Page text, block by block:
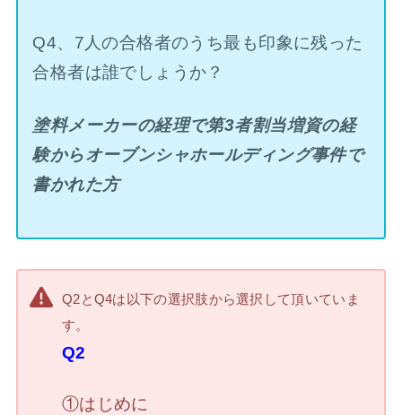
Q4、7人の合格者のうち最も印象に残った
合格者は誰でしょうか？
塗料メーカーの経理で第3者割当増資の経
験からオーブンシャホールディング事件で
書かれた方
Q2とQ4は以下の選択肢から選択して頂いていま
す。
Q2
①はじめに